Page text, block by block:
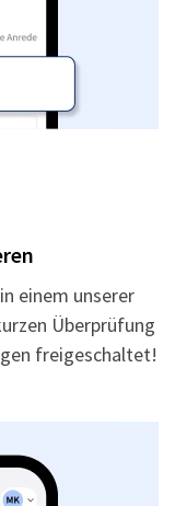
einem unserer
Überprüfung
freigeschaltet!